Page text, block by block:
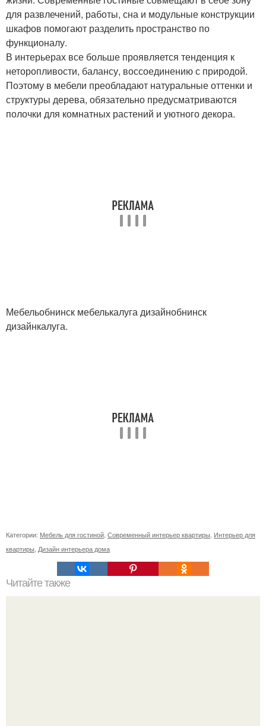
для развлечений, работы, сна и модульные конструкции
шкафов помогают разделить пространство по
функционалу.
В интерьерах все больше проявляется тенденция к
неторопливости, балансу, воссоединению с природой.
Поэтому в мебели преобладают натуральные оттенки и
структуры дерева, обязательно предусматриваются
полочки для комнатных растений и уютного декора.
Мебельобнинск мебелькалуга дизайнобнинск
дизайнкалуга.
Категории: Мебель для гостиной Современный интерьер квартиры Интерьер для
квартиры Дизайн интерьера дома
Читайте также